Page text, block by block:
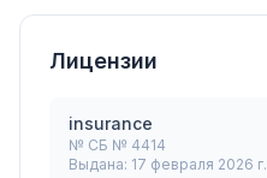
Лицензии
insurance
№ СБ № 4414
Выдана: 17 февраля 2026 г.